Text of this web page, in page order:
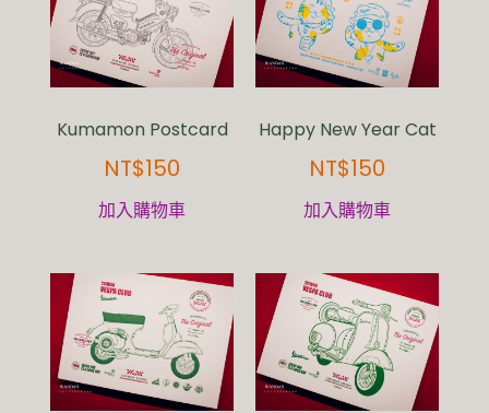
Kumamon Postcard
NT$150
加入購物車
Happy New Year Cat
NT$150
加入購物車